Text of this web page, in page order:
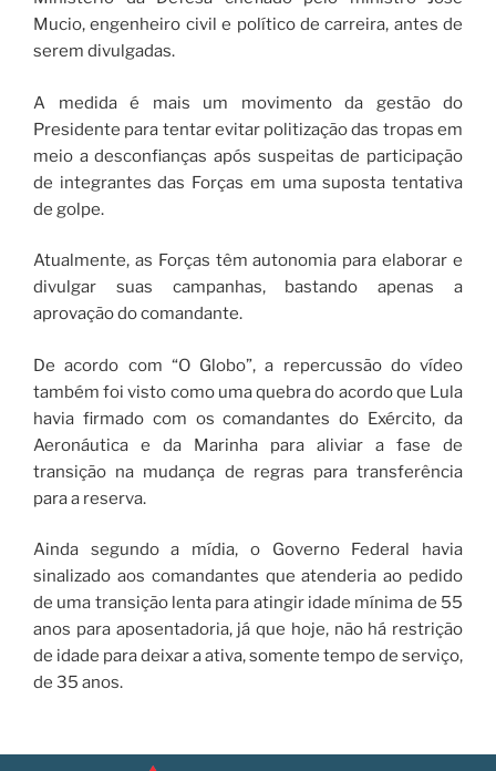
Mucio, engenheiro civil e político de carreira, antes de
serem divulgadas.
A medida é mais um movimento da gestão do
Presidente para tentar evitar politização das tropas em
meio a desconfianças após suspeitas de participação
de integrantes das Forças em uma suposta tentativa
de golpe.
Atualmente, as Forças têm autonomia para elaborar e
divulgar suas campanhas, bastando apenas a
aprovação do comandante.
De acordo com “O Globo”, a repercussão do vídeo
também foi visto como uma quebra do acordo que Lula
havia firmado com os comandantes do Exército, da
Aeronáutica e da Marinha para aliviar a fase de
transição na mudança de regras para transferência
para a reserva.
Ainda segundo a mídia, o Governo Federal havia
sinalizado aos comandantes que atenderia ao pedido
de uma transição lenta para atingir idade mínima de 55
anos para aposentadoria, já que hoje, não há restrição
de idade para deixar a ativa, somente tempo de serviço,
de 35 anos.